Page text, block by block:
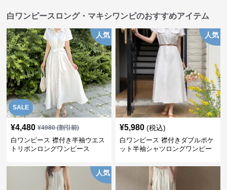
白ワンピースロング・マキシワンピのおすすめアイテム
SALE
人気
¥4,480 ¥4980(割引前)
白ワンピース 襟付き半袖ウエス
トリボンロングワンピース
人気
¥5,980 (税込)
白ワンピース 襟付きダブルポケ
ット半袖シャツロングワンピー
人気